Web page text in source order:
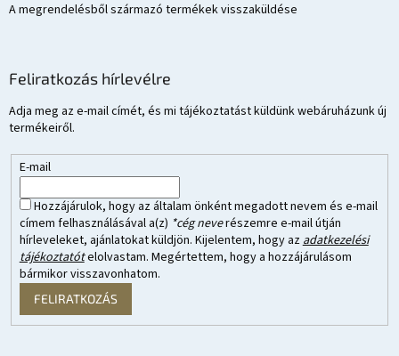
A megrendelésből származó termékek visszaküldése
Feliratkozás hírlevélre
Adja meg az e-mail címét, és mi tájékoztatást küldünk webáruházunk új
termékeiről.
E-mail
Hozzájárulok, hogy az általam önként megadott nevem és e-mail
címem felhasználásával a(z) *cég neverészemre e-mail útján
hírleveleket, ajánlatokat küldjön. Kijelentem, hogy azadatkezelési
tájékoztatótelolvastam. Megértettem, hogy a hozzájárulásom
bármikor visszavonhatom.
FELIRATKOZÁS